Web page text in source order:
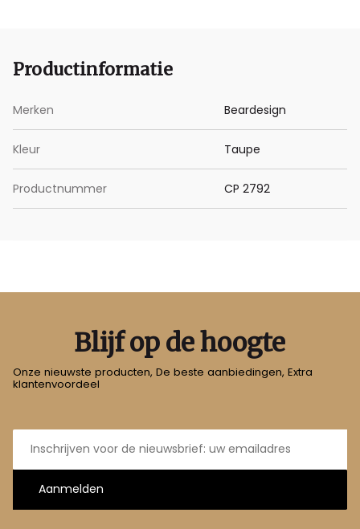
Productinformatie
Merken Beardesign
Kleur Taupe
Productnummer CP 2792
Blijf op de hoogte
Onze nieuwste producten, De beste aanbiedingen, Extra
klantenvoordeel
E-
mailadres
Aanmelden